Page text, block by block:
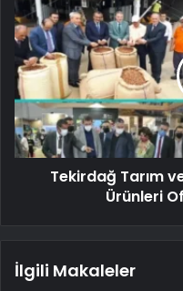
Tekirdağ Tarım
Ürünleri
İlgili Makaleler